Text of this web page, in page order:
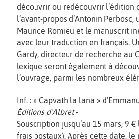
découvrir ou redécouvrir l’édition
l’avant-propos d’Antonin Perbosc,
Maurice Romieu et le manuscrit
avec leur traduction en français.
Gardy, directeur de recherche au
lexique seront également à
l’ouvrage, parmi les nombreux
Inf. : « Capvath la lana »
Éditions d’Albret-
Souscription jusqu’au 15 mars, 9
frais postaux). Après cette date, le